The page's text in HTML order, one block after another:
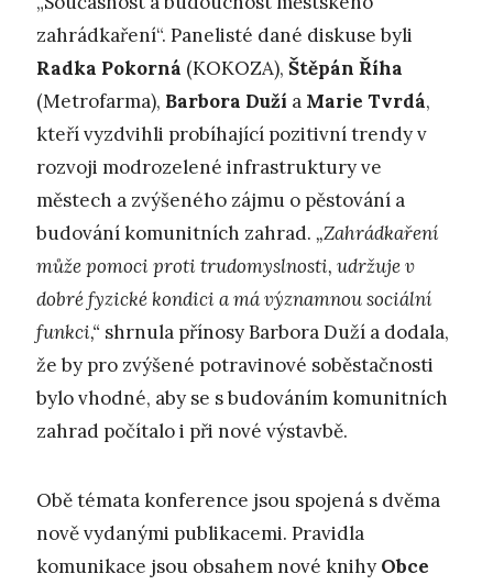
zahrádkaření“. Panelisté dané diskuse byli
Radka Pokorná (KOKOZA), Štěpán Říha
(Metrofarma), Barbora Duží a Marie Tvrdá,
kteří vyzdvihli probíhající pozitivní trendy v
rozvoji modrozelené infrastruktury ve
městech a zvýšeného zájmu o pěstování a
budování komunitních zahrad. „Zahrádkaření
může pomoci proti trudomyslnosti, udržuje v
dobré fyzické kondici a má významnou sociální
funkci,“ shrnula přínosy Barbora Duží a dodala,
že by pro zvýšené potravinové soběstačnosti
bylo vhodné, aby se s budováním komunitních
zahrad počítalo i při nové výstavbě.
Obě témata konference jsou spojená s dvěma
nově vydanými publikacemi. Pravidla
komunikace jsou obsahem nové knihy Obce